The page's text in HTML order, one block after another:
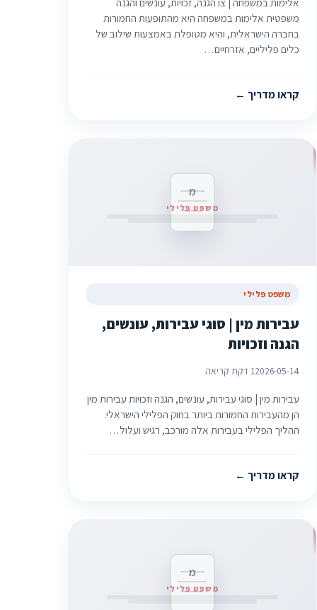
משפטית אלימות במשפחה היא מהתופעות החמורות
בחברה הישראלית, והיא מטופלת באמצעות שילוב של
כלים פליליים, אזרחיים…
קראו מדריך
מ
משפט פלילי
משפט פלילי
עבירות מין | סוגי עבירות, עונשים,
הגנה וזכויות
2026-05-141 דקת קריאה
עבירות מין | סוגי עבירות, עונשים, הגנה וזכויות עבירות מין
הן מהעבירות החמורות ביותר בחוק הפלילי הישראלי.
ההליך הפלילי בעבירות אלה מורכב, רגיש ועלול…
קראו מדריך
מ
משפט פלילי